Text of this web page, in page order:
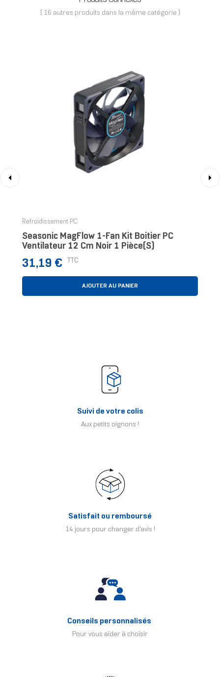
( 16 autres produits dans la même catégorie )
Refroidissement PC
Seasonic MagFlow 1-Fan Kit Boitier PC
Ventilateur 12 Cm Noir 1 Pièce(s)
Prix
31,19 € TTC
AJOUTER AU PANIER
Suivi de votre colis
Aux petits oignons !
Satisfait ou remboursé
14 jours pour changer d'avis !
Conseils personnalisés
Pour vous aider à choisir